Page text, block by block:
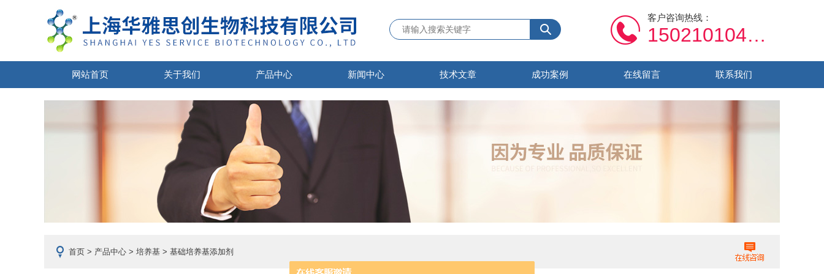
客户咨询热线：
15021010459
网站首页 关于我们 产品中心 新闻中心 技术文章 成功案例 在线留言 联系我们
首页 > 产品中心 > 培养基 > 基础培养基添加剂